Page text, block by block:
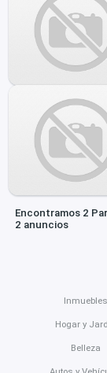
Encontramos 2
2 anuncios
Inmuebles
Hogar y
Belleza